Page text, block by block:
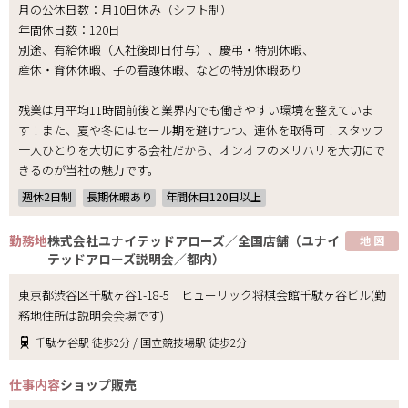
月の公休日数：月10日休み（シフト制）
年間休日数：120日
別途、有給休暇（入社後即日付与）、慶弔・特別休暇、
産休・育休休暇、子の看護休暇、などの特別休暇あり
残業は月平均11時間前後と業界内でも働きやすい環境を整えていま
す！また、夏や冬にはセール期を避けつつ、連休を取得可！スタッフ
一人ひとりを大切にする会社だから、オンオフのメリハリを大切にで
きるのが当社の魅力です。
週休2日制 長期休暇あり 年間休日120日以上
勤務地株式会社ユナイテッドアローズ／全国店舗（ユナイ
テッドアローズ説明会／都内）
地 図
東京都渋谷区千駄ヶ谷1-18-5 ヒューリック将棋会館千駄ヶ谷ビル(勤
務地住所は説明会会場です)
千駄ケ谷駅 徒歩2分 / 国立競技場駅 徒歩2分
仕事内容ショップ販売